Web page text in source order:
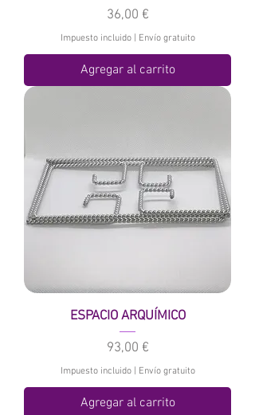
Precio
36,00 €
Impuesto incluido| Envío gratuito
Agregar al carrito
ESPACIO ARQUÍMICO
Precio
93,00 €
Impuesto incluido| Envío gratuito
Agregar al carrito